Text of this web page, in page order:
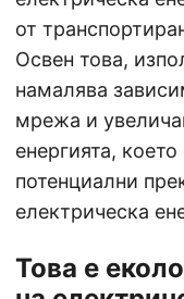
от
Освен това,
намалява
мрежа и
енергията,
потенциални
електрическа
Това е